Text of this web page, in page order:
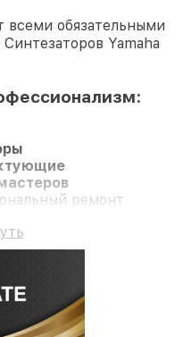
всеми обязательными
Yamaha
ремонт